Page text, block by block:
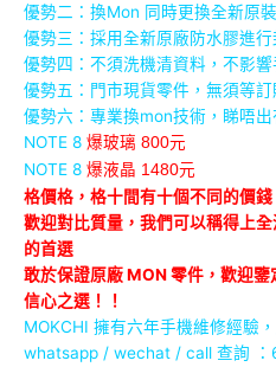
優勢二：換Mon 同時更換全新原
優勢三：採用全新原廠防水膠進行
優勢四：不須洗機清資料，不影
優勢五：門市現貨零件，無須等
優勢六：專業換mon技術，睇唔
NOTE 8 爆玻璃 800元
NOTE 8 爆液晶 1480元
格價格，格十間有十個不同的價
歡迎對比質量，我們可以稱得上
的首選
敢於保證原廠 MON 零件，歡迎鑒
信心之選！！
MOKCHI 擁有六年手機維修經驗
whatsapp / wechat / call 查詢